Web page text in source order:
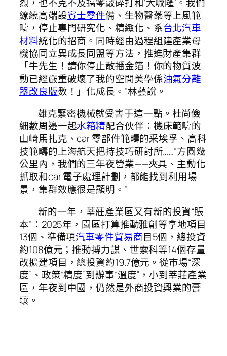
繚繞高端設賓士零件備、生物醫藥等上風範
疇，停止專門研究化、精緻化、系台北汽車
材料統化的招商。同時經由過程組建產業母
機協同立異成長同盟等方法，推進財產集群
「牛先生！請你停止散播金箔！你的物質波
動已經嚴重破壞了我的空間美學係油氣分離
器改良版數！」化成長。”林藝說。
雄克緊密機械就受害于這一點。杜尚儉
細數周邊一起水箱精配合伙伴：機床範疇的
山崎馬扎克、car 零部件範疇的采埃孚、高科
技範疇的上海航天把持技巧研討所……“方圓幾
公里內，我們的三年夜營業——夾具、主動化
抓取和car 電子處理計劃，都能找到利用場
景，集群效應很是顯明。”
新的一年，莘莊產業區又有新的投資“賬
本”：2025年，園區打算推動雅創等拿地項目
13個、準備項汽車零件貿易商目5個，總投資
約108億元；推動搏力謀、世索科等14個存量
改擴建項目，總投資約19.7億元。從市場“深
度”、政策“精度”到辦事“溫度”，小到莘莊產業
區，年夜到中國，仍然是外商投資興業的膏
壤。